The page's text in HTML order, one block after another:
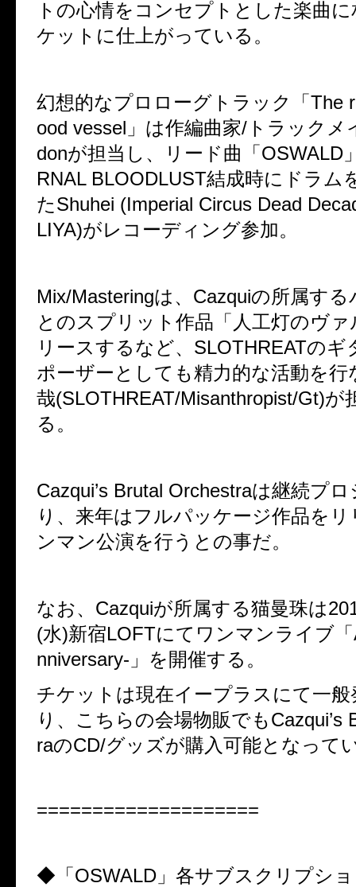
トの心情をコンセプトとした楽曲
ケットに仕上がっている。
幻想的なプロローグトラック「The
ood vessel」は作編曲家/トラックメ
donが担当し、リード曲「OSWALD
RNAL BLOODLUST結成時にドラム
たShuhei (Imperial Circus Dead
LIYA)がレコーディング参加。
Mix/Masteringは、Cazquiの所属す
とのスプリット作品「人工灯のヴ
リースするなど、SLOTHREATの
ポーザーとしても精力的な活動を行
哉(SLOTHREAT/Misanthropist/Gt)が
る。
Cazqui’s Brutal Orchestraは継続プ
り、来年はフルパッケージ作品を
ンマン公演を行うとの事だ。
なお、Cazquiが所属する猫曼珠は
(水)新宿LOFTにてワンマンライブ
nniversary-」を開催する。
チケットは現在イープラスにて一般
り、こちらの会場物販でもCazqui’s
raのCD/グッズが購入可能となって
====================
◆「OSWALD」各サブスクリプシ